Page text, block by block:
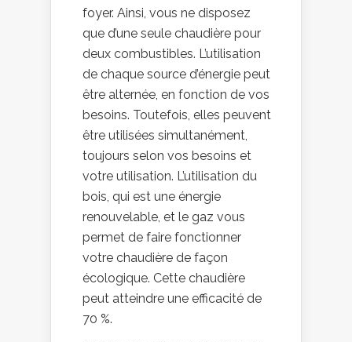
foyer. Ainsi, vous ne disposez
que d’une seule chaudière pour
deux combustibles. L’utilisation
de chaque source d’énergie peut
être alternée, en fonction de vos
besoins. Toutefois, elles peuvent
être utilisées simultanément,
toujours selon vos besoins et
votre utilisation. L’utilisation du
bois, qui est une énergie
renouvelable, et le gaz vous
permet de faire fonctionner
votre chaudière de façon
écologique. Cette chaudière
peut atteindre une efficacité de
70 %.